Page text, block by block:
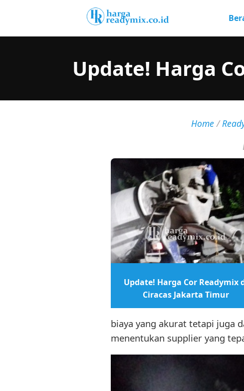
Update! Harga
Home/
Update! Harga Cor Readymix
Ciracas Jakarta Timur
biaya yang akurat tetapi juga
menentukan supplier yang